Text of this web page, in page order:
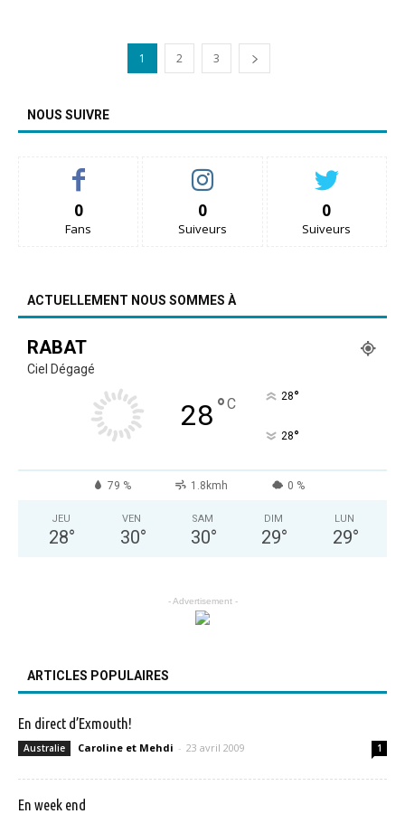
1 2 3
NOUS SUIVRE
0
Fans
0
Suiveurs
0
Suiveurs
ACTUELLEMENT NOUS SOMMES À
RABAT
Ciel Dégagé
28°C 28°
28°
79 % 1.8kmh 0 %
JEU
28°
VEN
30°
SAM
30°
DIM
29°
LUN
29°
- Advertisement -
ARTICLES POPULAIRES
En direct d’Exmouth!
Australie Caroline et Mehdi - 23 avril 2009 1
En week end